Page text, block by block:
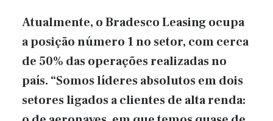
Atualmente, o Bradesco Leasing ocupa
a posição número 1 no setor, com cerca
de 50% das operações realizadas no
país. “Somos líderes absolutos em dois
setores ligados a clientes de alta renda: